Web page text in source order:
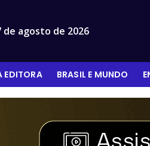
de agosto de 2026
EDITORA BRASIL E MUNDO